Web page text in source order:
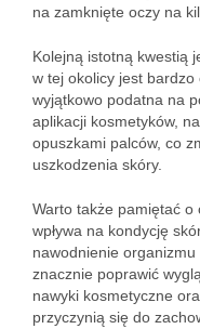
na zamknięte oczy na
Kolejną istotną kwestią
w tej okolicy jest
wyjątkowo podatna na
aplikacji kosmetyków,
opuszkami palców, co
uszkodzenia skóry.
Warto także pamiętać o
wpływa na kondycję
nawodnienie
znacznie poprawić
nawyki kosmetyczne
przyczynią się do